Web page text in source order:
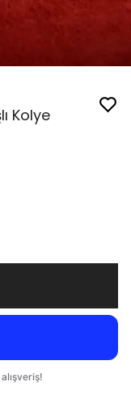
Kolye